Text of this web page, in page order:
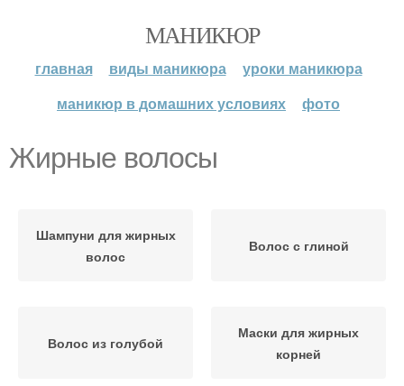
МАНИКЮР
главная виды маникюра
уроки маникюра
маникюр в домашних условиях
фото
Жирные волосы
Шампуни для жирных
волос
Волос с глиной
Волос из голубой
Маски для жирных
корней